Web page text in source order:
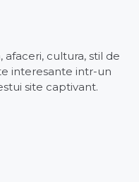
cultura, stil de
interesante intr-un
site captivant.